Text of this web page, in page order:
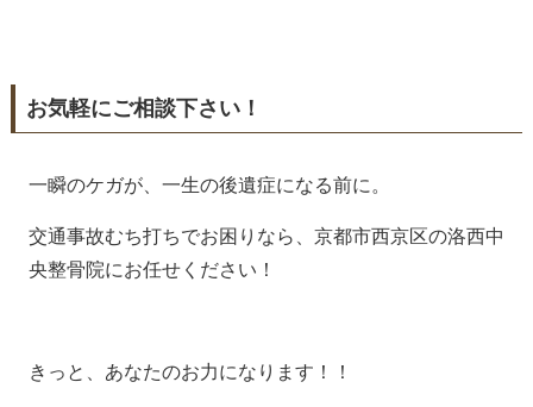
お気軽にご相談下さい！
一瞬のケガが、一生の後遺症になる前に。
交通事故むち打ちでお困りなら、京都市西京区の洛西中
央整骨院にお任せください！
きっと、あなたのお力になります！！